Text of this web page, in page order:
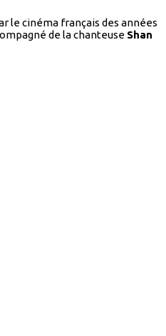
le cinéma français des années
de la chanteuse Shan